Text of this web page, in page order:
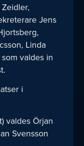
Jens
Linda
valdes in
i
valdes Örjan
Svensson